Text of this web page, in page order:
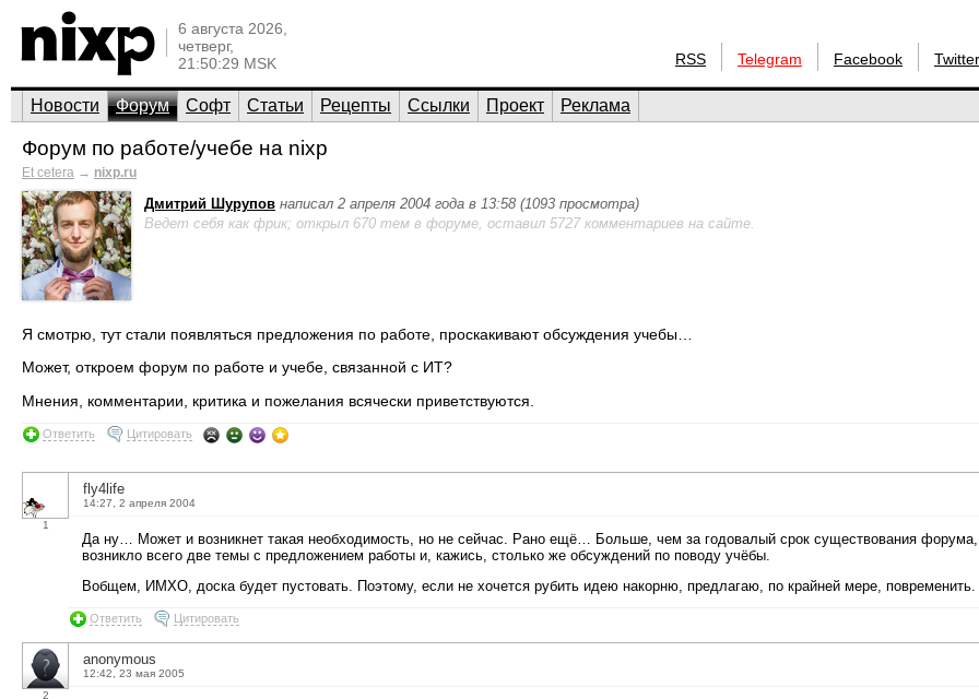
6 августа 2026,
четверг,
21:50:29 MSK
RSS Telegram Facebook Twitter
Новости Форум Софт Статьи Рецепты Ссылки Проект Реклама
Форум по работе/учебе на nixp
Et cetera → nixp.ru
Дмитрий Шурупов написал 2 апреля 2004 года в 13:58 (1093 просмотра)
Ведет себя как фрик; открыл 670 тем в форуме, оставил 5727 комментариев на сайте.
Я смотрю, тут стали появляться предложения по работе, проскакивают обсуждения учебы…
Может, откроем форум по работе и учебе, связанной с ИТ?
Мнения, комментарии, критика и пожелания всячески приветствуются.
Ответить Цитировать
1
fly4life
14:27, 2 апреля 2004
Да ну… Может и возникнет такая необходимость, но не сейчас. Рано ещё… Больше, чем за годовалый срок существования форума,
возникло всего две темы с предложением работы и, кажись, столько же обсуждений по поводу учёбы.
Вобщем, ИМХО, доска будет пустовать. Поэтому, если не хочется рубить идею накорню, предлагаю, по крайней мере, повременить.
Ответить Цитировать
2
anonymous
12:42, 23 мая 2005